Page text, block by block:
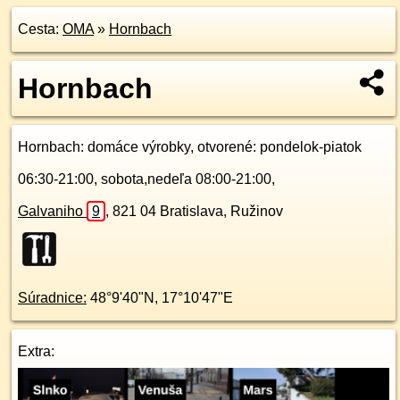
Cesta: OMA» Hornbach
Hornbach
Hornbach: domáce výrobky, otvorené: pondelok-piatok
06:30-21:00, sobota,nedeľa 08:00-21:00,
Galvaniho 9 , 821 04 Bratislava, Ružinov
Súradnice: 48°9'40"N , 17°10'47"E
Extra: